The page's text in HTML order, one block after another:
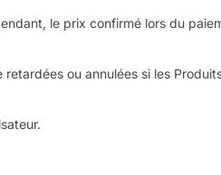
le prix confirmé lors du
ou annulées si les